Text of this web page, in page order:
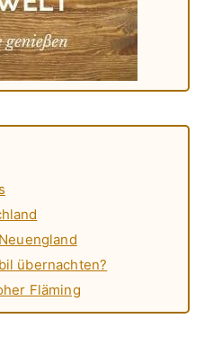
übernachten?
Fläming